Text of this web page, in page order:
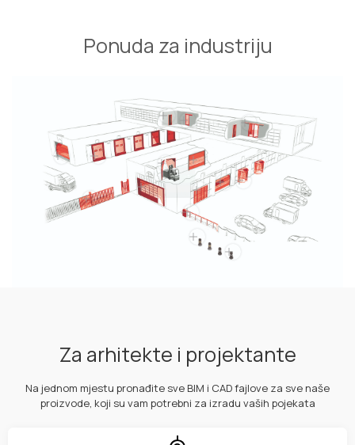
Ponuda za industriju
Za arhitekte i projektante
Na jednom mjestu pronađite sve BIM i CAD fajlove za sve naše
proizvode, koji su vam potrebni za izradu vaših pojekata